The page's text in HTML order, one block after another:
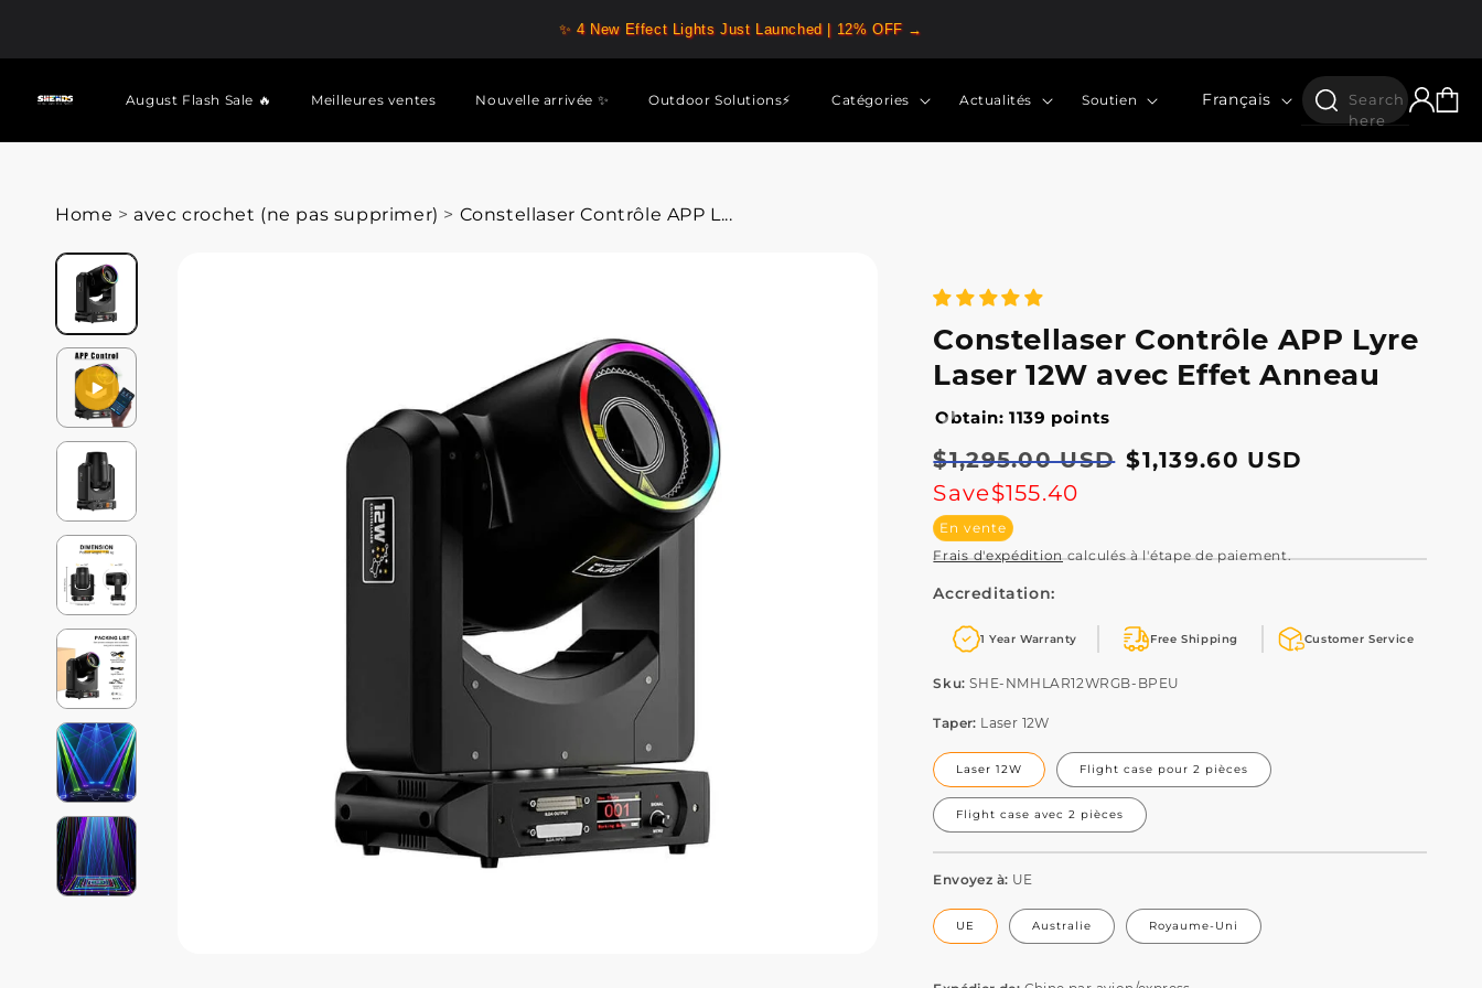
✨ 4 New Effect Lights Just Launched | 12% OFF →
August Flash Sale 🔥 Meilleures ventes Nouvelle arrivée ✨ Outdoor Solutions⚡ Catégories Actualités Soutien Langue
Français
Search
here
Connexion
Panier
Home > avec crochet (ne pas supprimer) > Constellaser Contrôle APP L...
Constellaser Contrôle APP Lyre
Laser 12W avec Effet Anneau
Obtain: 1139 points
Prix
habituel
$1,295.00 USD
Prix
promotionnel
$1,139.60 USD
Save$155.40
En vente
Frais d'expéditioncalculés à l'étape de paiement.
Accreditation:
1 Year Warranty Free Shipping Customer Service
Sku:SKU:
SHE-NMHLAR12WRGB-BPEU
Taper: Laser 12W
Laser 12W Flight case pour 2 pièces
Flight case avec 2 pièces
Envoyez à: UE
UE Australie Royaume-Uni